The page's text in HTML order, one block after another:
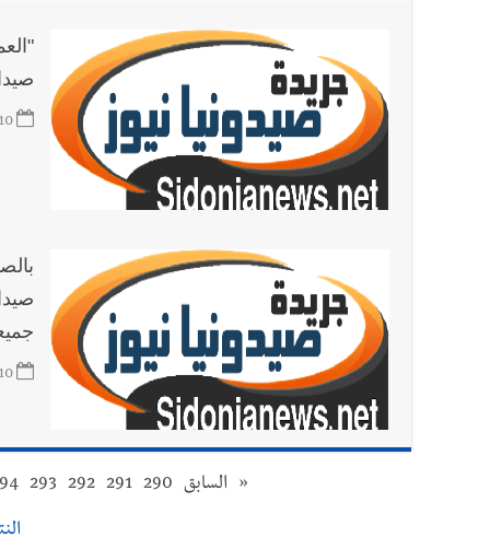
صيدا
« السابق 290
291
292
293